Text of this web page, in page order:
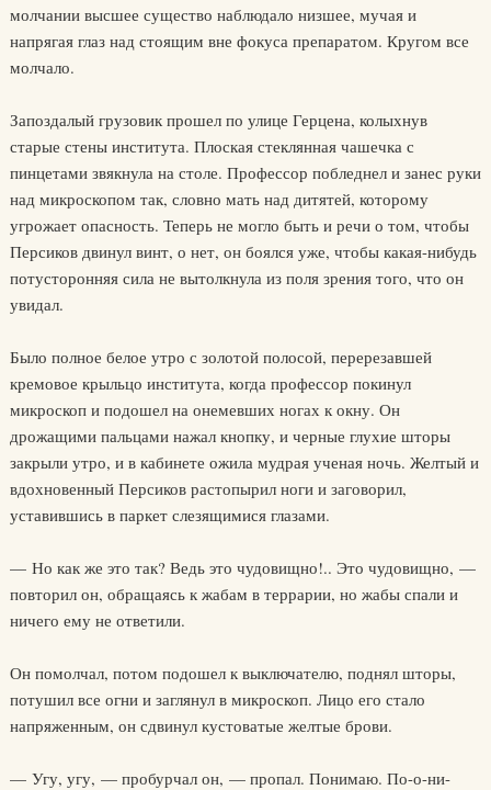
молчании высшее существо наблюдало низшее, мучая и
напрягая глаз над стоящим вне фокуса препаратом. Кругом все
молчало.
Запоздалый грузовик прошел по улице Герцена, колыхнув
старые стены института. Плоская стеклянная чашечка с
пинцетами звякнула на столе. Профессор побледнел и занес руки
над микроскопом так, словно мать над дитятей, которому
угрожает опасность. Теперь не могло быть и речи о том, чтобы
Персиков двинул винт, о нет, он боялся уже, чтобы какая-нибудь
потусторонняя сила не вытолкнула из поля зрения того, что он
увидал.
Было полное белое утро с золотой полосой, перерезавшей
кремовое крыльцо института, когда профессор покинул
микроскоп и подошел на онемевших ногах к окну. Он
дрожащими пальцами нажал кнопку, и черные глухие шторы
закрыли утро, и в кабинете ожила мудрая ученая ночь. Желтый и
вдохновенный Персиков растопырил ноги и заговорил,
уставившись в паркет слезящимися глазами.
— Но как же это так? Ведь это чудовищно!.. Это чудовищно, —
повторил он, обращаясь к жабам в террарии, но жабы спали и
ничего ему не ответили.
Он помолчал, потом подошел к выключателю, поднял шторы,
потушил все огни и заглянул в микроскоп. Лицо его стало
напряженным, он сдвинул кустоватые желтые брови.
— Угу, угу, — пробурчал он, — пропал. Понимаю. По-о-ни-